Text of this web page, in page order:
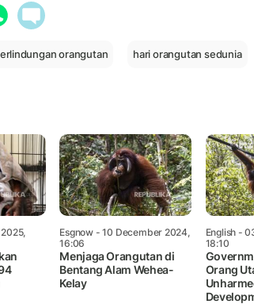
orangutan hari orangutan sedunia
Esgnow - 10 December 2024,
16:06
Menjaga Orangutan di
Bentang Alam Wehea-
Kelay
English -
18:10
Orang